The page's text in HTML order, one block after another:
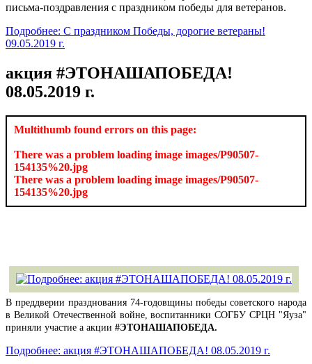
письма-поздравления с праздником победы для ветеранов.
Подробнее: С праздником Победы, дорогие ветераны!
09.05.2019 г.
акция #ЭТОНАШАПОБЕДА!
08.05.2019 г.
Multithumb found errors on this page:
There was a problem loading image images/P90507-
154135%20.jpg
There was a problem loading image images/P90507-
154135%20.jpg
В преддверии празднования 74-годовщины победы советского народа
в Великой Отечественной войне, воспитанники СОГБУ СРЦН "Яуза"
приняли участие а акции #ЭТОНАШАПОБЕДА.
Подробнее: акция #ЭТОНАШАПОБЕДА! 08.05.2019 г.